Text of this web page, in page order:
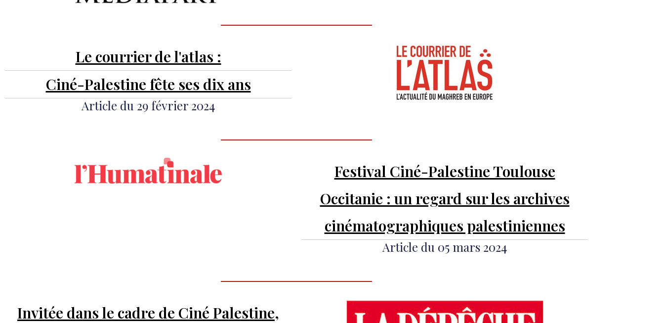
Le courrier de l'atlas :
Ciné-Palestine fête ses dix ans
Article du 29 février 2024
Festival Ciné-Palestine Toulouse
Occitanie : un regard sur les archives
cinématographiques palestiniennes
Article du 05 mars 2024
Invitée dans le cadre de Ciné Palestine,